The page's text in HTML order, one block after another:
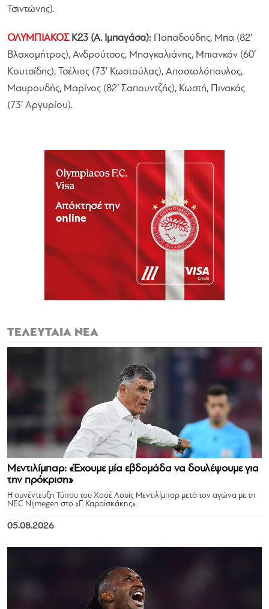
Τσιντώνης).
ΟΛΥΜΠΙΑΚΟΣΚ23 (Α. Ιμπαγάσα): Παπαδούδης, Μπα (82′
Βλαχομήτρος), Ανδρούτσος, Μπαγκαλιάνης, Μπιανκόν (60′
Κουτσίδης), Τσέλιος (73′ Κωστούλας), Αποστολόπουλος,
Μαυρουδής, Μαρίνος (82′ Σαπουντζής), Κωστή, Πινακάς
(73′ Αργυρίου).
ΤΕΛΕΥΤΑΙΑ ΝΕΑ
Μεντιλίμπαρ: «Έχουμε μία εβδομάδα να δουλέψουμε για
την πρόκριση»
Η συνέντευξη Τύπου του Χοσέ Λουίς Μεντιλίμπαρ μετά τον αγώνα με τη
NEC Nijmegen στο «Γ. Καραϊσκάκης».
05.08.2026